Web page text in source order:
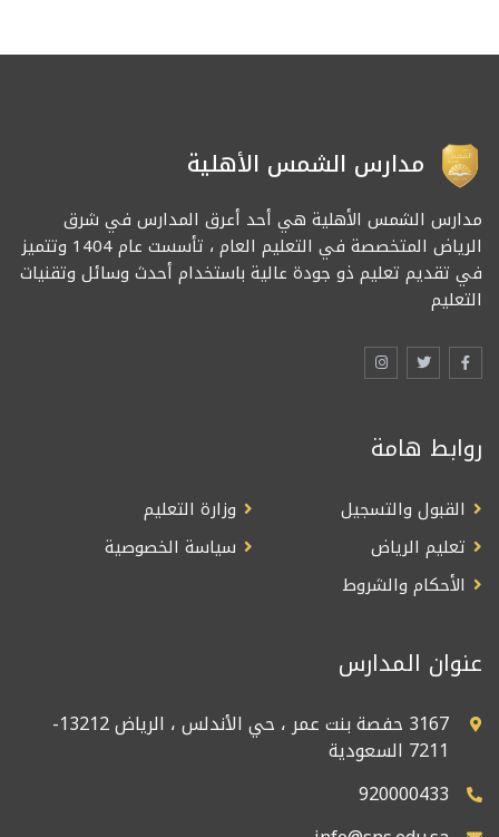
مدارس الشمس الأهلية
مدارس الشمس الأهلية هي أحد أعرق المدارس في شرق
الرياض المتخصصة في التعليم العام ، تأسست عام 1404 وتتميز
في تقديم تعليم ذو جودة عالية باستخدام أحدث وسائل وتقنيات
التعليم
روابط هامة
القبول والتسجيل
وزارة التعليم
تعليم الرياض
سياسة الخصوصية
الأحكام والشروط
عنوان المدارس
3167 حفصة بنت عمر ، حي الأندلس ، الرياض 13212-
7211 السعودية
920000433